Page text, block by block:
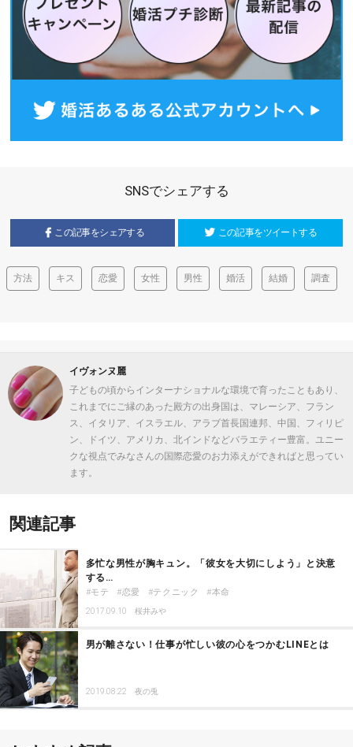
SNSでシェアする
この記事をシェアする この記事をツイートする
方法 キス 恋愛 女性 男性 婚活 結婚 調査
イヴォンヌ麗
子どもの頃からインターナショナルな環境で育ったこともあり、
これまでにご縁のあった殿方の出身国は、マレーシア、フラン
ス、イタリア、イスラエル、アラブ首長国連邦、中国、フィリピ
ン、ドイツ、アメリカ、北インドなどバラエティー豊富。ユニー
クな視点でみなさんの国際恋愛のお力添えができればと思ってい
ます。
関連記事
多忙な男性が胸キュン。「彼女を大切にしよう」と決意
する…
モテ 恋愛 テクニック 本命
2017.09.10 桜井みや
男が離さない！仕事が忙しい彼の心をつかむLINEとは
2019.08.22 夜の兎